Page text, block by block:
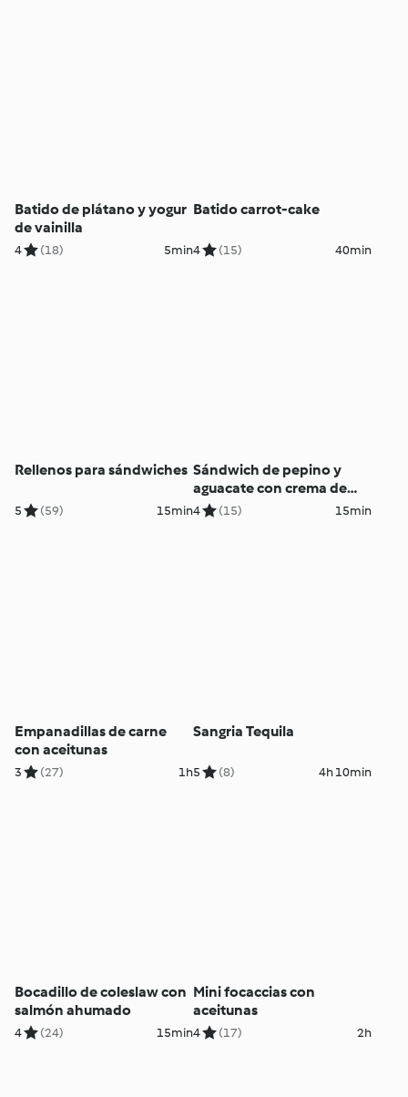
Batido de plátano y yogur
de vainilla
4 (18) 5min
Batido carrot-cake
4 (15) 40min
Rellenos para sándwiches
5 (59) 15min
Sándwich de pepino y
aguacate con crema de
queso
4 (15) 15min
Empanadillas de carne
con aceitunas
3 (27) 1h
Sangria Tequila
5 (8) 4h 10min
Bocadillo de coleslaw con
salmón ahumado
4 (24) 15min
Mini focaccias con
aceitunas
4 (17) 2h